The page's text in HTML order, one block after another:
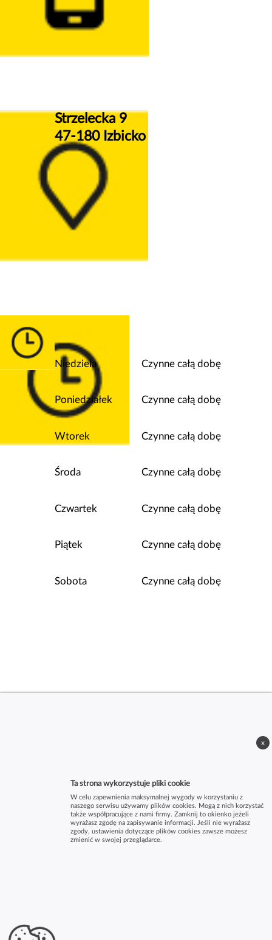
Strzelecka 9
47-180 Izbicko
Niedziela Czynne całą dobę
Poniedziałek Czynne całą dobę
Wtorek Czynne całą dobę
Środa Czynne całą dobę
Czwartek Czynne całą dobę
Piątek Czynne całą dobę
Sobota Czynne całą dobę
Ta strona wykorzystuje pliki cookie
W celu zapewnienia maksymalnej wygody w korzystaniu z
naszego serwisu używamy plików cookies. Mogą z nich korzystać
także współpracujące z nami firmy. Zamknij to okienko jeżeli
wyrażasz zgodę na zapisywanie informacji. Jeśli nie wyrażasz
zgody, ustawienia dotyczące plików cookies zawsze możesz
zmienić w swojej przeglądarce.
x